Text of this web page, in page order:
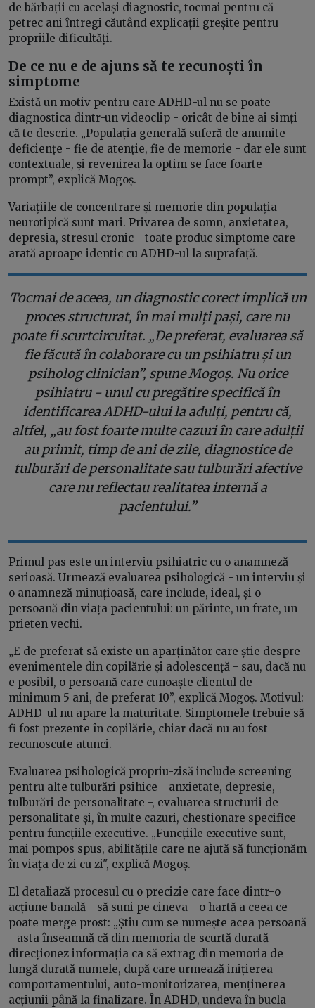
de bărbații cu același diagnostic, tocmai pentru că
petrec ani întregi căutând explicații greșite pentru
propriile dificultăți.
De ce nu e de ajuns să te recunoști în
simptome
Există un motiv pentru care ADHD-ul nu se poate
diagnostica dintr-un videoclip - oricât de bine ai simți
că te descrie. „Populația generală suferă de anumite
deficiențe - fie de atenție, fie de memorie - dar ele sunt
contextuale, și revenirea la optim se face foarte
prompt”, explică Mogoș.
Variațiile de concentrare și memorie din populația
neurotipică sunt mari. Privarea de somn, anxietatea,
depresia, stresul cronic - toate produc simptome care
arată aproape identic cu ADHD-ul la suprafață.
Tocmai de aceea, un diagnostic corect implică un
proces structurat, în mai mulți pași, care nu
poate fi scurtcircuitat. „De preferat, evaluarea să
fie făcută în colaborare cu un psihiatru și un
psiholog clinician”, spune Mogoș. Nu orice
psihiatru - unul cu pregătire specifică în
identificarea ADHD-ului la adulți, pentru că,
altfel, „au fost foarte multe cazuri în care adulții
au primit, timp de ani de zile, diagnostice de
tulburări de personalitate sau tulburări afective
care nu reflectau realitatea internă a
pacientului.”
Primul pas este un interviu psihiatric cu o anamneză
serioasă. Urmează evaluarea psihologică - un interviu și
o anamneză minuțioasă, care include, ideal, și o
persoană din viața pacientului: un părinte, un frate, un
prieten vechi.
„E de preferat să existe un aparținător care știe despre
evenimentele din copilărie și adolescență - sau, dacă nu
e posibil, o persoană care cunoaște clientul de
minimum 5 ani, de preferat 10”, explică Mogoș. Motivul:
ADHD-ul nu apare la maturitate. Simptomele trebuie să
fi fost prezente în copilărie, chiar dacă nu au fost
recunoscute atunci.
Evaluarea psihologică propriu-zisă include screening
pentru alte tulburări psihice - anxietate, depresie,
tulburări de personalitate -, evaluarea structurii de
personalitate și, în multe cazuri, chestionare specifice
pentru funcțiile executive. „Funcțiile executive sunt,
mai pompos spus, abilitățile care ne ajută să funcționăm
în viața de zi cu zi", explică Mogoș.
El detaliază procesul cu o precizie care face dintr-o
acțiune banală - să suni pe cineva - o hartă a ceea ce
poate merge prost: „Știu cum se numește acea persoană
- asta înseamnă că din memoria de scurtă durată
direcționez informația ca să extrag din memoria de
lungă durată numele, după care urmează inițierea
comportamentului, auto-monitorizarea, menținerea
acțiunii până la finalizare. În ADHD, undeva în bucla